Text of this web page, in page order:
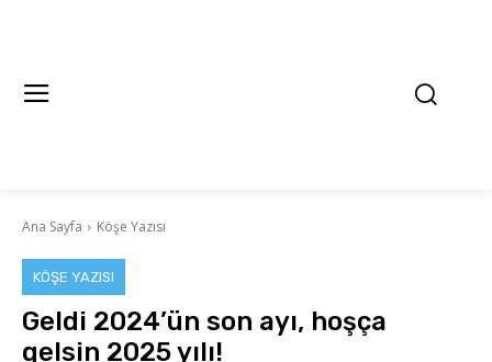
Ana Sayfa Köşe Yazısı
KÖŞE YAZISI
Geldi 2024’ün son ayı, hoşça
gelsin 2025 yılı!